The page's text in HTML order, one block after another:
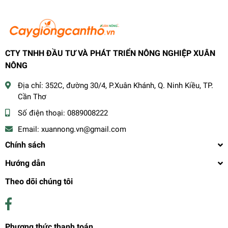
Hạn sử dụng: 2 năm
THÔNG TIN LIÊN HỆ:
CỬA HÀNG VẬT TƯ NÔNG NGHIỆP CÔNG NGHỆ CAO XUÂN
NÔNG
Cửa hàng: 352C Đường 30/4, P. Xuân Khánh, Q. Ninh Kiều,
TP. Cần Thơ
Hotline: 0889 008 222
CTY TNHH ĐẦU TƯ VÀ PHÁT TRIỂN NÔNG NGHIỆP XUÂN
NÔNG
Địa chỉ: 352C, đường 30/4, P.Xuân Khánh, Q. Ninh Kiều, TP.
Cần Thơ
Số điện thoại: 0889008222
Email: xuannong.vn@gmail.com
Chính sách
Hướng dẫn
Theo dõi chúng tôi